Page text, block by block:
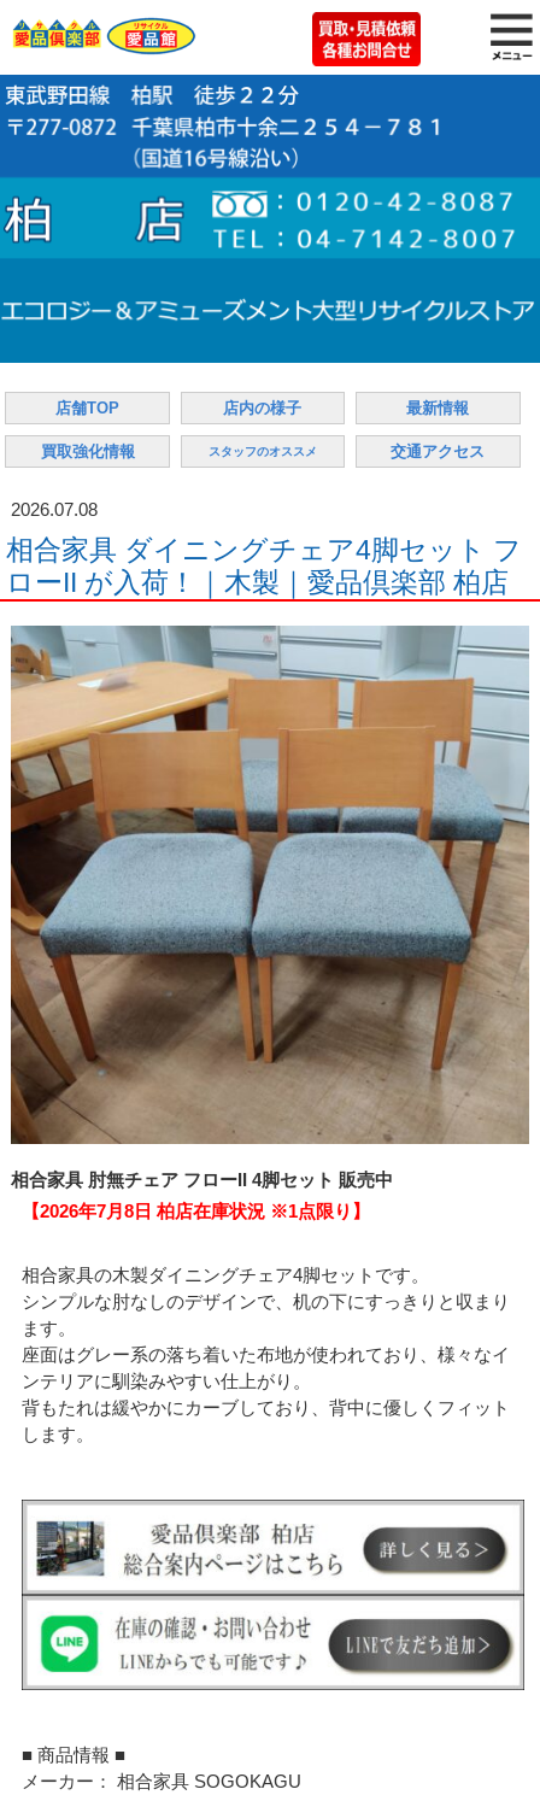
店舗TOP 店内の様子 最新情報
買取強化情報 スタッフのオススメ 交通アクセス
2026.07.08
相合家具 ダイニングチェア4脚セット フ
ローII が入荷！｜木製｜愛品倶楽部 柏店
相合家具 肘無チェア フローII 4脚セット 販売中
【2026年7月8日 柏店在庫状況 ※1点限り】
相合家具の木製ダイニングチェア4脚セットです。
シンプルな肘なしのデザインで、机の下にすっきりと収まり
ます。
座面はグレー系の落ち着いた布地が使われており、様々なイ
ンテリアに馴染みやすい仕上がり。
背もたれは緩やかにカーブしており、背中に優しくフィット
します。
■ 商品情報 ■
メーカー： 相合家具 SOGOKAGU